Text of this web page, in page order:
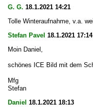
G. G. 18.1.2021 14:21
Tolle Winteraufnahme, v.a.
Stefan Pavel 18.1.2021 17:14
Moin Daniel,
schönes ICE Bild mit dem
Mfg
Stefan
Daniel 18.1.2021 18:13